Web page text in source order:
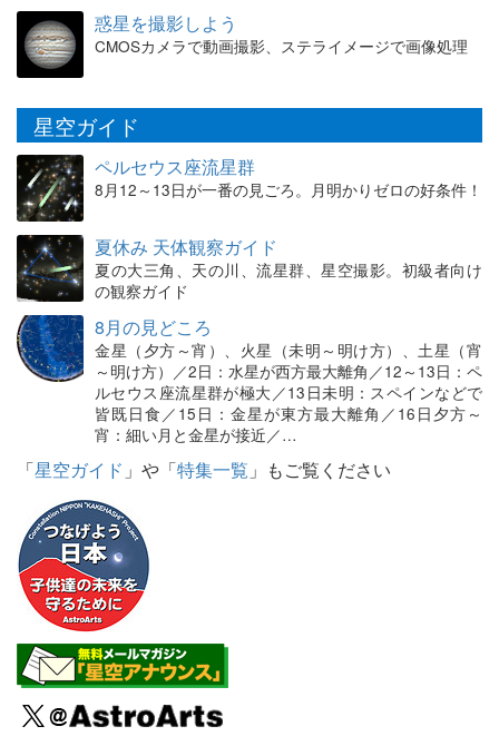
惑星を撮影しよう
CMOSカメラで動画撮影、ステライメージで画像処理
星空ガイド
ペルセウス座流星群
8月12～13日が一番の見ごろ。月明かりゼロの好条件！
夏休み 天体観察ガイド
夏の大三角、天の川、流星群、星空撮影。初級者向け
の観察ガイド
8月の見どころ
金星（夕方～宵）、火星（未明～明け方）、土星（宵
～明け方）／2日：水星が西方最大離角／12～13日：ペ
ルセウス座流星群が極大／13日未明：スペインなどで
皆既日食／15日：金星が東方最大離角／16日夕方～
宵：細い月と金星が接近／…
「星空ガイド 」や「特集一覧 」もご覧ください